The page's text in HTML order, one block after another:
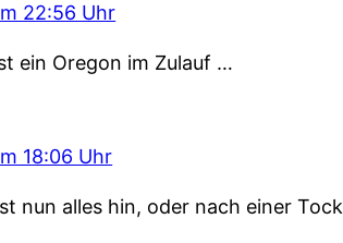
22:56 Uhr
ein Oregon im Zulauf …
18:06 Uhr
nun alles hin, oder nach einer